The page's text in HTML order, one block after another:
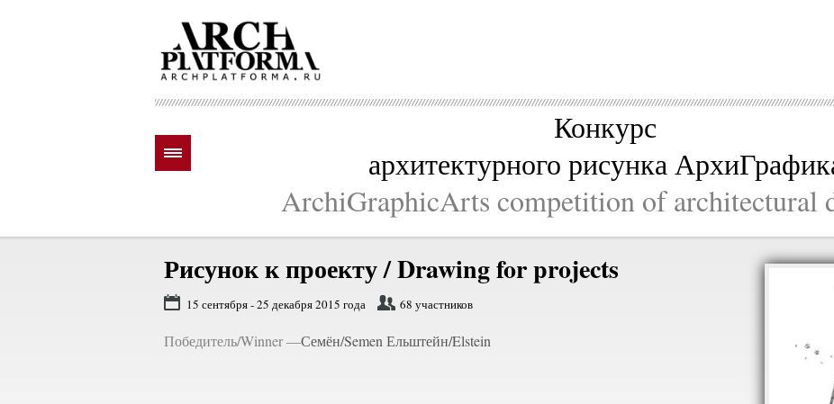
Конкурс
архитектурного рисунка
ArchiGraphicArts competition of architectural
Рисунок к проекту / Drawing for projects
15 сентября - 25 декабря 2015 года 68 участников
Победитель/Winner —Семён/Semen Ельштейн/Elstein